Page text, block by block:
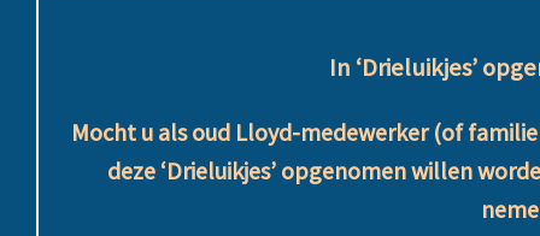
In ‘Drieluikjes’
Mocht u als oud Lloyd-medewerker (of
deze ‘Drieluikjes’ opgenomen willen